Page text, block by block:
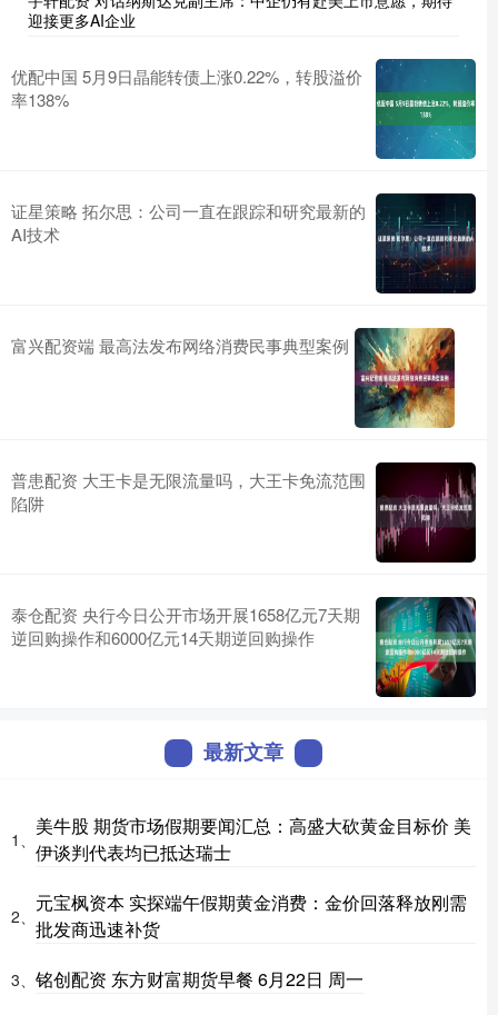
迎接更多AI企业
优配中国 5月9日晶能转债上涨0.22%，转股溢价
率138%
证星策略 拓尔思：公司一直在跟踪和研究最新的
AI技术
富兴配资端 最高法发布网络消费民事典型案例
普患配资 大王卡是无限流量吗，大王卡免流范围
陷阱
泰仓配资 央行今日公开市场开展1658亿元7天期
逆回购操作和6000亿元14天期逆回购操作
最新文章
1、
美牛股 期货市场假期要闻汇总：高盛大砍黄金目标价 美
伊谈判代表均已抵达瑞士
2、
元宝枫资本 实探端午假期黄金消费：金价回落释放刚需
批发商迅速补货
3、 铭创配资 东方财富期货早餐 6月22日 周一